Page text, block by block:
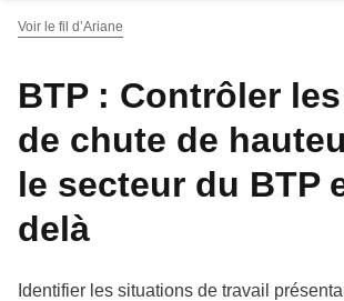
Voir le fil d’Ariane
BTP : Contrôler
de chute de
le secteur du BTP
delà
Identifier les situations de travail